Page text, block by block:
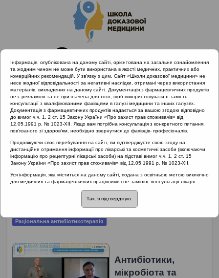
Головна
Проведені заходи :: Раціональна антибіотикотерапія
Проведені заходи::Раціональна
антибіотикотерапія
Рубрика:
Раціональна антибіотикотерапія
Раціональна антибіотикотерапія
Антибіотики,
мікробіота та
Інформація, опублікована на даному сайті, орієнтована на загальне ознайомлення
та жодним чином не може бути використана в якості медичних, практичних або
комерційних рекомендацій. У зв’язку з цим, Сайт «Школи доказової медицини» не
несе жодної відповідальності за негативні наслідки, отримані через використання
матеріалів, викладених на даному сайті. Документація з фармацевтичних продуктів
не є рекламою та не призначена для того, щоб використовувати її замість
консультації з кваліфікованими фахівцями в галузі медицини та інших галузях.
Документація з фармацевтичних продуктів надається за вашою згодою відповідно
до вимог ч.ч. 1, 2 ст. 15 Закону України «Про захист прав споживачів» від
12.05.1991 р. № 1023-XII. Якщо вам потрібна консультація з конкретного питання,
пов’язаного зі здоров’ям, необхідно звернутися до фахівців- професіоналів.
Продовжуючи своє перебування на сайті, ви підтверджуєте свою згоду на
дистанційне отримання інформації про лікарські та косметичні засоби (включаючи
інформацію про рецептурні лікарські засоби) на підставі вимог ч.ч. 1, 2 ст. 15
Закону України «Про захист прав споживачів» від 12.05.1991 р. № 1023-XII.
Уся інформація, яка міститься на даному сайті, подана з освітньою метою виключно
для медичних та фармацевтичних працівників і не замінює консультації лікаря.
Так, я підтверджую.